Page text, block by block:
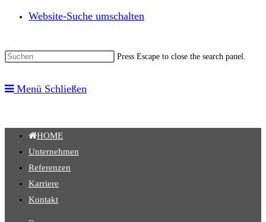
Website-Suche umschalten
Press Escape to close the search panel.
Menü Schließen
HOME
Unternehmen
Referenzen
Karriere
Kontakt